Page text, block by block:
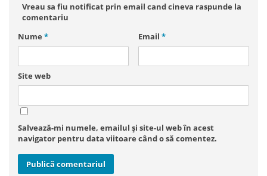
Vreau sa fiu notificat prin email cand cineva raspunde la
comentariu
Nume * Email *
Site web
Salvează-mi numele, emailul și site-ul web în acest
navigator pentru data viitoare când o să comentez.